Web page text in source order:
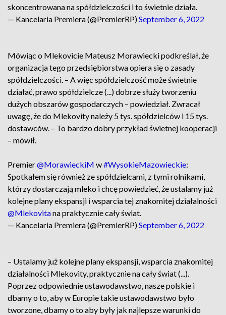
skoncentrowana na spółdzielczości i to świetnie działa.
— Kancelaria Premiera (@PremierRP)September 6, 2022
Mówiąc o Mlekovicie Mateusz Morawiecki podkreślał, że
organizacja tego przedsiębiorstwa opiera się o zasady
spółdzielczości. – A więc spółdzielczość może świetnie
działać, prawo spółdzielcze (...) dobrze służy tworzeniu
dużych obszarów gospodarczych – powiedział. Zwracał
uwagę, że do Mlekovity należy 5 tys. spółdzielców i 15 tys.
dostawców. – To bardzo dobry przykład świetnej kooperacji
– mówił.
Premier@MorawieckiM w#WysokieMazowieckie:
Spotkałem się również ze spółdzielcami, z tymi rolnikami,
którzy dostarczają mleko i chcę powiedzieć, że ustalamy już
kolejne plany ekspansji i wsparcia tej znakomitej działalności
@Mlekovitana praktycznie cały świat.
— Kancelaria Premiera (@PremierRP)September 6, 2022
– Ustalamy już kolejne plany ekspansji, wsparcia znakomitej
działalności Mlekovity, praktycznie na cały świat (...).
Poprzez odpowiednie ustawodawstwo, nasze polskie i
dbamy o to, aby w Europie takie ustawodawstwo było
tworzone, dbamy o to aby były jak najlepsze warunki do